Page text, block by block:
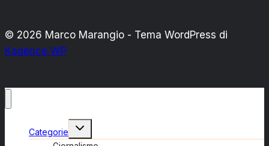
© 2026 Marco Marangio - Tema WordPress di
Kadence WP
Categorie
Alterna
figlio